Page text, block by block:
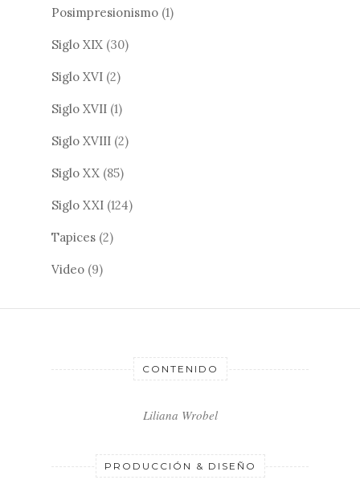
Posimpresionismo (1)
Siglo XIX (30)
Siglo XVI (2)
Siglo XVII (1)
Siglo XVIII (2)
Siglo XX (85)
Siglo XXI (124)
Tapices (2)
Video (9)
CONTENIDO
Liliana Wrobel
PRODUCCIÓN & DISEÑO